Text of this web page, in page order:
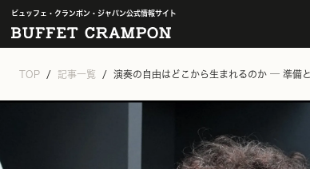
ビュッフェ・クランポン・ジャパン公式情報サイト
TOP 記事一覧 演奏の自由はどこから生まれるのか ─ 準備